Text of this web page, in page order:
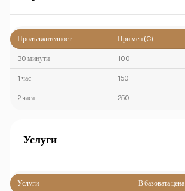
Продължителност При мен (€)
30 минути 100
1 час 150
2 часа 250
Услуги
Услуги В базовата цена